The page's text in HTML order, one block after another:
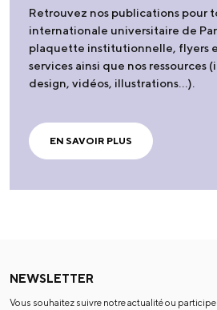
Retrouvez nos publications pour
internationale universitaire de
plaquette institutionnelle, flyers
services ainsi que nos ressources
design, vidéos, illustrations…).
EN SAVOIR PLUS
NEWSLETTER
Vous souhaitez suivre notre actualité ou